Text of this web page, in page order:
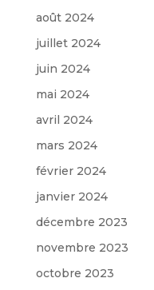
août 2024
juillet 2024
juin 2024
mai 2024
avril 2024
mars 2024
février 2024
janvier 2024
décembre 2023
novembre 2023
octobre 2023